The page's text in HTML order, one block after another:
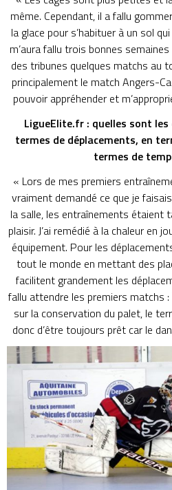
même. Cependant, il a fallu
la glace pour s’habituer à un sol
m’aura fallu trois bonnes
des tribunes quelques matchs au
principalement le match Angers-
pouvoir appréhender et
LigueElite.fr : quelles sont
termes de déplacements, en
termes de
« Lors de mes premiers
vraiment demandé ce que je
la salle, les entraînements étaient
plaisir. J’ai remédié à la chaleur en
équipement. Pour les
tout le monde en mettant des
facilitent grandement les
fallu attendre les premiers matchs
sur la conservation du palet, le
donc d’être toujours prêt car le